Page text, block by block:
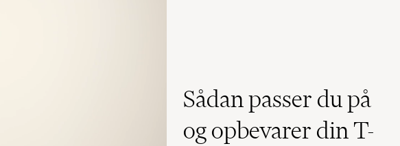
Sådan passer du på
og opbevarer din T-